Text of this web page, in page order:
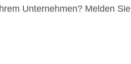
Unternehmen? Melden Sie